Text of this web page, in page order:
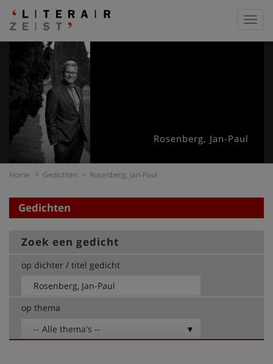
Rosenberg, Jan-Paul
Home Gedichten Rosenberg, Jan-Paul
Gedichten
Zoek een gedicht
op dichter / titel gedicht
op thema
-- Alle thema's --